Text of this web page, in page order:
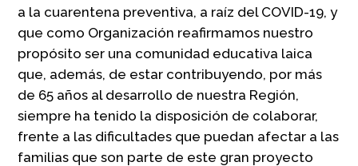
a la cuarentena preventiva, a raíz del COVID-19, y
que como Organización reafirmamos nuestro
propósito ser una comunidad educativa laica
que, además, de estar contribuyendo, por más
de 65 años al desarrollo de nuestra Región,
siempre ha tenido la disposición de colaborar,
frente a las dificultades que puedan afectar a las
familias que son parte de este gran proyecto